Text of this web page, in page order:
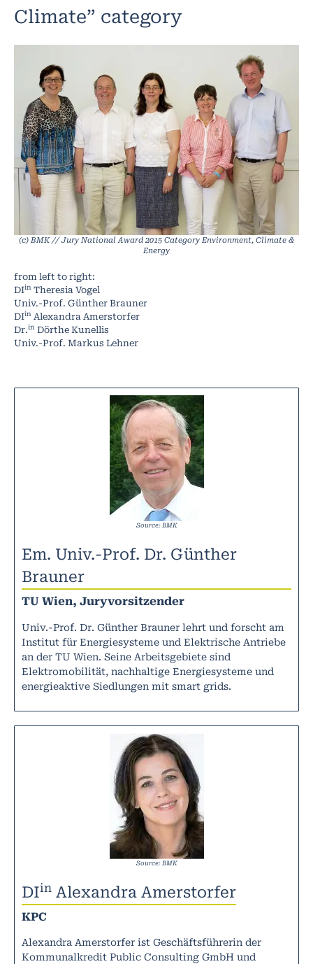
Climate” category
(c) BMK // Jury National Award 2015 Category Environment, Climate &
Energy
from left to right:
DIin Theresia Vogel
Univ.-Prof. Günther Brauner
DIin Alexandra Amerstorfer
Dr.in Dörthe Kunellis
Univ.-Prof. Markus Lehner
Source: BMK
Em. Univ.-Prof. Dr. Günther
Brauner
TU Wien, Juryvorsitzender
Univ.-Prof. Dr. Günther Brauner lehrt und forscht am
Institut für Energiesysteme und Elektrische Antriebe
an der TU Wien. Seine Arbeitsgebiete sind
Elektromobilität, nachhaltige Energiesysteme und
energieaktive Siedlungen mit smart grids.
Source: BMK
DIin Alexandra Amerstorfer
KPC
Alexandra Amerstorfer ist Geschäftsführerin der
Kommunalkredit Public Consulting GmbH und